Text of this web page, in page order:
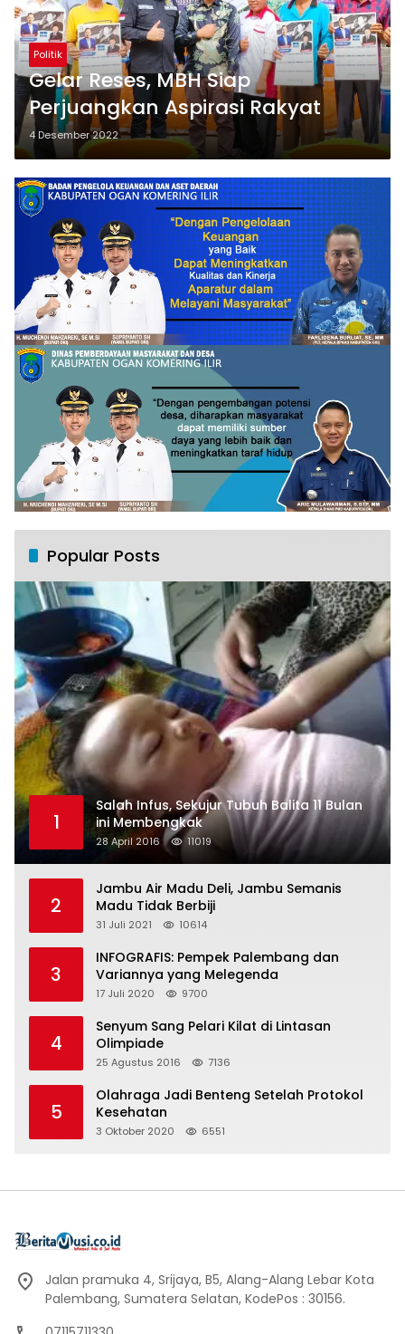
Politik
Gelar Reses, MBH Siap
Perjuangkan Aspirasi Rakyat
4 Desember 2022
Popular Posts
1
Salah Infus, Sekujur Tubuh Balita 11 Bulan
ini Membengkak
28 April 2016 11019
2
Jambu Air Madu Deli, Jambu Semanis
Madu Tidak Berbiji
31 Juli 2021 10614
3
INFOGRAFIS: Pempek Palembang dan
Variannya yang Melegenda
17 Juli 2020 9700
4
Senyum Sang Pelari Kilat di Lintasan
Olimpiade
25 Agustus 2016 7136
5
Olahraga Jadi Benteng Setelah Protokol
Kesehatan
3 Oktober 2020 6551
Jalan pramuka 4, Srijaya, B5, Alang-Alang Lebar Kota
Palembang, Sumatera Selatan, KodePos : 30156.